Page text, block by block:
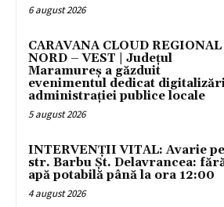
6 august 2026
CARAVANA CLOUD REGIONAL
NORD – VEST | Județul
Maramureș a găzduit
evenimentul dedicat
administrației publice locale
5 august 2026
INTERVENȚII VITAL: Avarie pe
str. Barbu Șt. Delavrancea:
apă potabilă până la ora 12:00
4 august 2026